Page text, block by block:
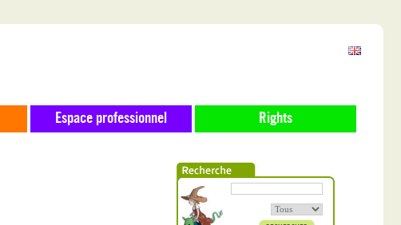
Espace professionnel Rights